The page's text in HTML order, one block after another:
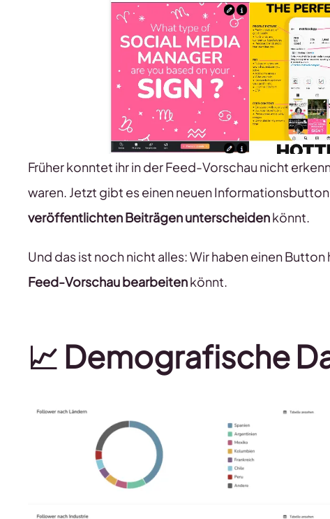
Früher konntet ihr in der Feed-Vorschau nicht
waren. Jetzt gibt es einen neuen
veröffentlichten Beiträgen unterscheidenkönnt.
Und das ist noch nicht alles: Wir haben einen
Feed-Vorschau bearbeitenkönnt.
📈 Demografische